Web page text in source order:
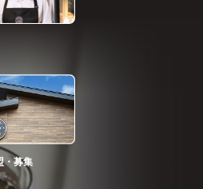
・募集